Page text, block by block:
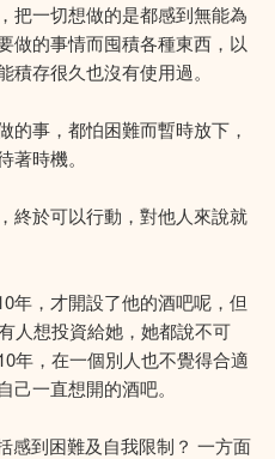
把一切想做的是都感到無能為
做的事情而囤積各種東西，以
存很久也沒有使用過。
的事，都怕困難而暫時放下，
時機。
終於可以行動，對他人來說就
年，才開設了他的酒吧呢，但
人想投資給她，她都說不可
年，在一個別人也不覺得合適
一直想開的酒吧。
感到困難及自我限制？ 一方面